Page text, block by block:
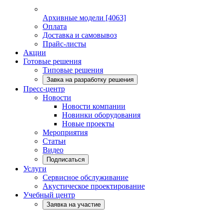
Архивные модели [4063]
Оплата
Доставка и самовывоз
Прайс-листы
Акции
Готовые решения
Типовые решения
Завка на разработку решения
Пресс-центр
Новости
Новости компании
Новинки оборудования
Новые проекты
Мероприятия
Статьи
Видео
Подписаться
Услуги
Сервисное обслуживание
Акустическое проектирование
Учебный центр
Заявка на участие